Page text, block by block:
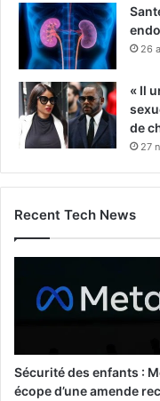
26
« Il
de
27
Recent Tech News
Sécurité des enfants :
écope d’une amende